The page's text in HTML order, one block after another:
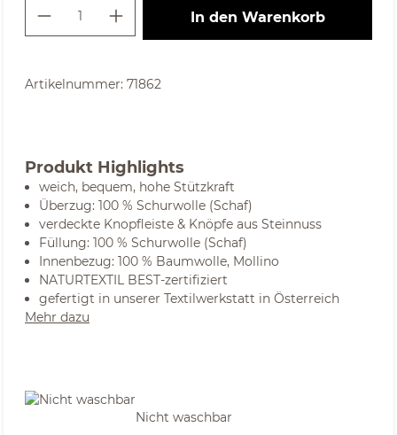
Produkt Anzahl: Gib den
In den Warenkorb
Artikelnummer: 71862
Produkt Highlights
weich, bequem, hohe Stützkraft
Überzug: 100 % Schurwolle (Schaf)
verdeckte Knopfleiste & Knöpfe aus Steinnuss
Füllung: 100 % Schurwolle (Schaf)
Innenbezug: 100 % Baumwolle, Mollino
NATURTEXTIL BEST-zertifiziert
gefertigt in unserer Textilwerkstatt in Österreich
Mehr dazu
Nicht waschbar